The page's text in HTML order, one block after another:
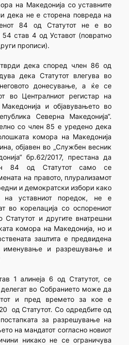
на Македонија со уставните
дека не е сторена повреда на
84 од Статутот не е во
54 став 4 од Уставот (повратно
прописи).
дека според член 86 од
дека Статутот влегува во
донесување, а ќе се
во Централниот регистар на
и објавувањето во
Северна Македонија“.
со член 85 е уредено дека
комора на Македонија
објавен во „Службен весник
бр.62/2017, престана да
84 од Статутот само се
на правото, плурализамот
и демократски избори како
на уставниот поредок, не е
во корелација со оспорениот
Статутот и другите внатрешни
комора на Македонија, но и
заштита е предвидена
именување и разрешување и
1 алинеја 6 од Статутот, се
во Собранието може да
и пред времето за кое е
од Статутот. Со одредбите од
за разрешување на
на мандатот согласно новиот
никако не се ограничува